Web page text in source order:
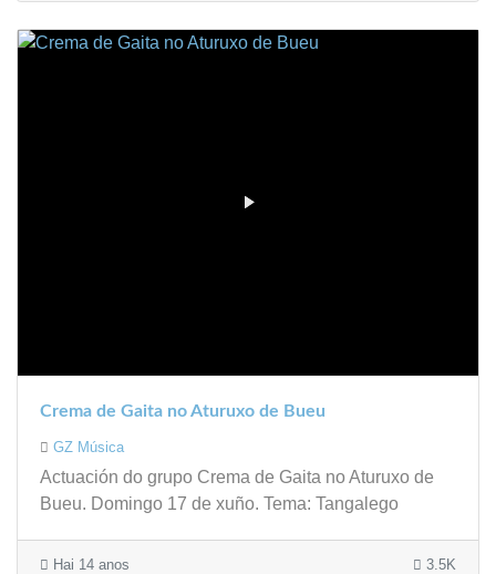
Crema de Gaita no Aturuxo de Bueu
GZ Música
Actuación do grupo Crema de Gaita no Aturuxo de
Bueu. Domingo 17 de xuño. Tema: Tangalego
Hai 14 anos 3.5K